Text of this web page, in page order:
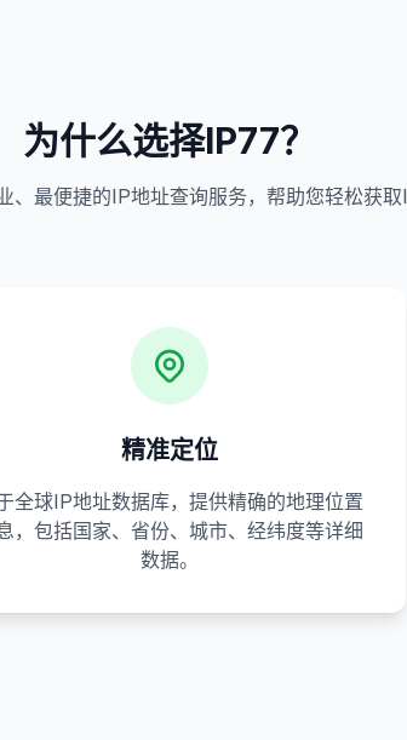
为什么选择IP77？
、最便捷的IP地址查询服务，帮助您轻松获取
精准定位
全球IP地址数据库，提供精确的地理位置
，包括国家、省份、城市、经纬度等详细
数据。